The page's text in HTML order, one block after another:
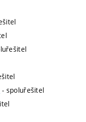
- spoluřešitel